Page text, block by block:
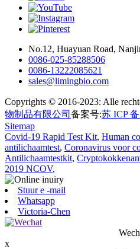
No.12, Huayuan Road,
0086-025-85288506
0086-13222085621
sales@limingbio.com
Copyrights © 2016-2023: Alle
物制品有限公司 备案号:苏 ICP
Sitemap
Covid-19 Rapid Test Kit, Human
antilichaamtest, Coronavirus voor
Antilichaamtestkit,
2019 NCOV,
Stuur e -mail
Whatsapp
Victoria-Chen
x